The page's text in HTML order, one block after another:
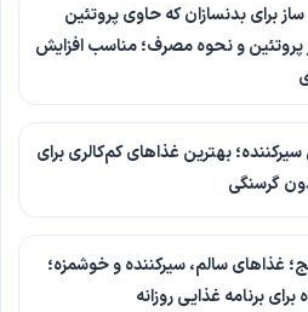
برای بدنسازان که حاوی پروتئین
پروتئین و نحوه مصرف؛ مناسب افزایش
بهترین غذاهای کم‌کالری برای
گرسنگی
غذاهای سالم، سیرکننده و خوشمزه؛
برنامه غذایی روزانه